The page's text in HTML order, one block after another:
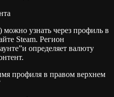
можно узнать через профиль в
Steam. Регион
определяет валюту
профиля в правом верхнем